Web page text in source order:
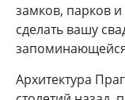
замков, парков
сделать вашу
Архитектура